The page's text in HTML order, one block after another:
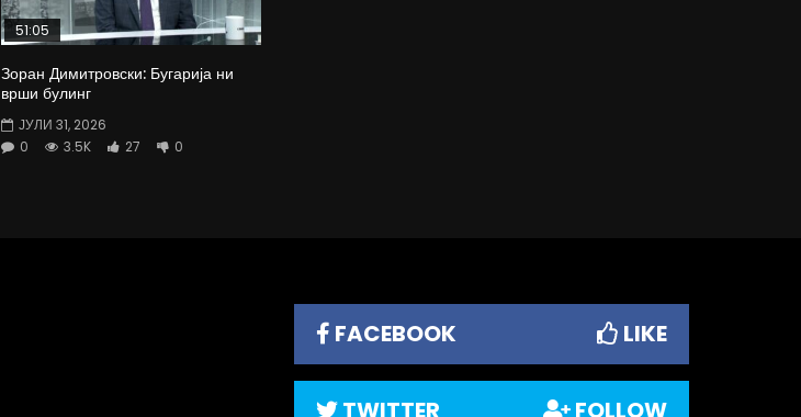
51:05
Зоран Димитровски: Бугарија ни
врши булинг
ЈУЛИ 31, 2026
0
3.5K 27 0
FACEBOOK LIKE
TWITTER FOLLOW